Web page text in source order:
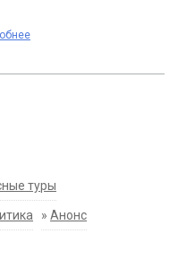
туры
» Анонс